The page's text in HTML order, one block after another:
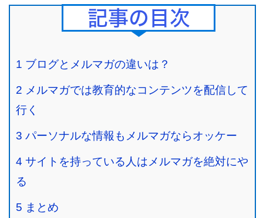
Contents
1 ブログとメルマガの違いは？
2 メルマガでは教育的なコンテンツを配信して
行く
3 パーソナルな情報もメルマガならオッケー
4 サイトを持っている人はメルマガを絶対にや
る
5 まとめ